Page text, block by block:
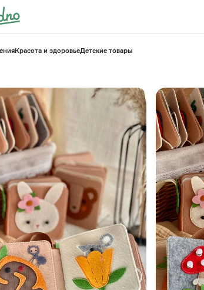
Красота и здоровье⁠Детские товары